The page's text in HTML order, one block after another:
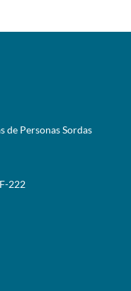
de Personas Sordas
222